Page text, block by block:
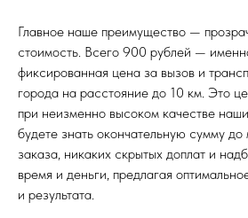
Главное наше преимущество —
стоимость. Всего 900 рублей —
фиксированная цена за вызов и
города на расстояние до 10 км. Это
при неизменно высоком качестве
будете знать окончательную сумму
заказа, никаких скрытых доплат и
время и деньги, предлагая
и результата.